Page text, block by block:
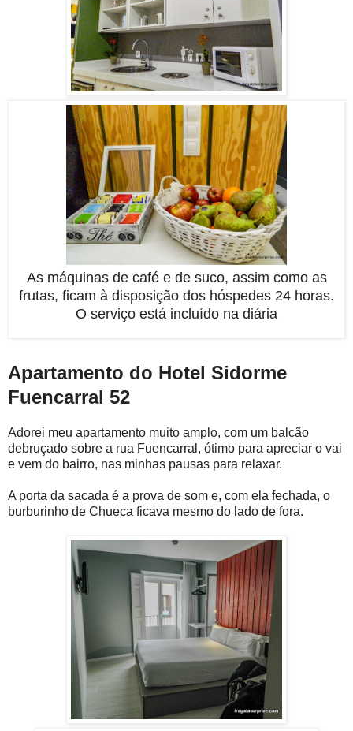
As máquinas de café e de suco, assim como as
frutas, ficam à disposição dos hóspedes 24 horas.
O serviço está incluído na diária
Apartamento do Hotel Sidorme
Fuencarral 52
Adorei meu apartamento muito amplo, com um balcão
debruçado sobre a rua Fuencarral, ótimo para apreciar o vai
e vem do bairro, nas minhas pausas para relaxar.
A porta da sacada é a prova de som e, com ela fechada, o
burburinho de Chueca ficava mesmo do lado de fora.